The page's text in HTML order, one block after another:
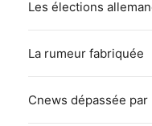
Les élections
La rumeur fabriquée
Cnews dépassée par